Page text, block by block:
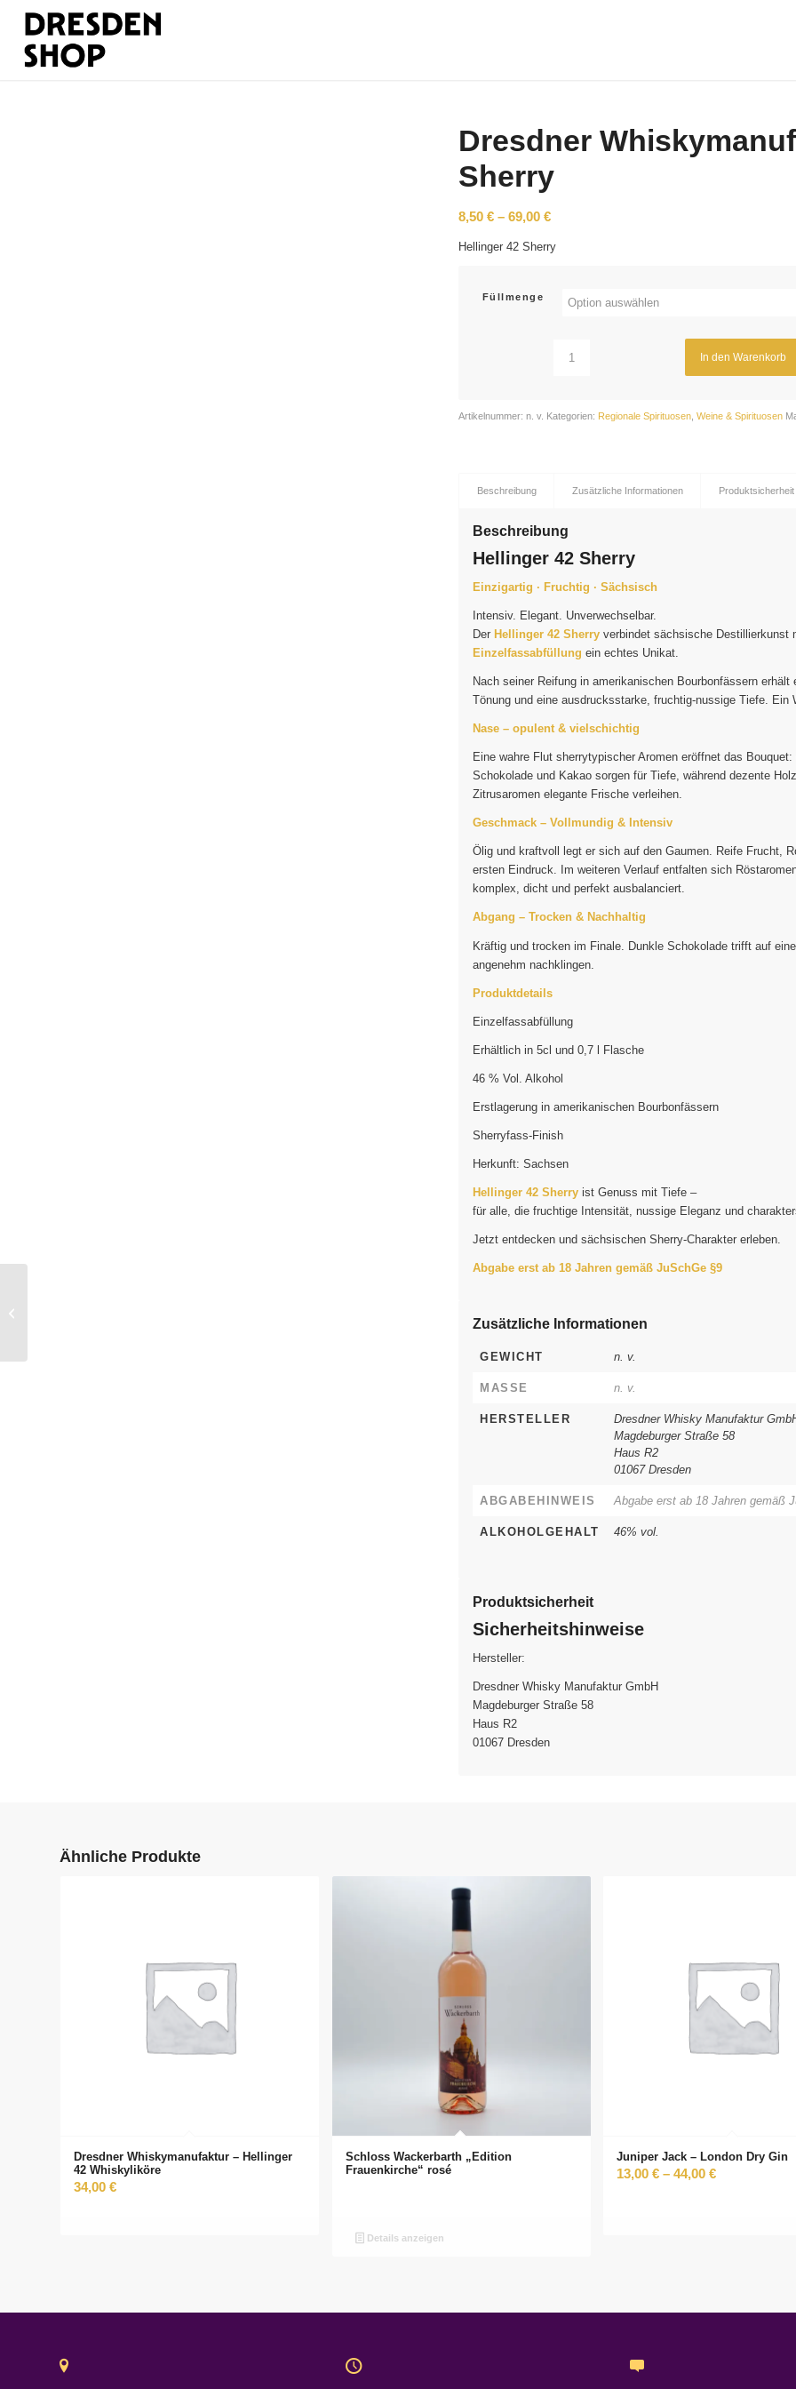
Dresdner
Sherry
8,50€ –69,00€
Hellinger 42 Sherry
Füllmenge
In den Warenkorb
Artikelnummer:n. v. Kategorien: Regionale Spirituosen ,Weine & Spirituosen
Beschreibung Zusätzliche Informationen Produktsicherheit
Beschreibung
Hellinger 42 Sherry
Einzigartig · Fruchtig · Sächsisch
Intensiv. Elegant. Unverwechselbar.
Der Hellinger 42 Sherry verbindet sächsische Destillierkunst
Einzelfassabfüllung ein echtes Unikat.
Nach seiner Reifung in amerikanischen Bourbonfässern
Tönung und eine ausdrucksstarke, fruchtig-nussige Tiefe.
Nase – opulent & vielschichtig
Eine wahre Flut sherrytypischer Aromen eröffnet das
Schokolade und Kakao sorgen für Tiefe, während dezente
Zitrusaromen elegante Frische verleihen.
Geschmack – Vollmundig & Intensiv
Ölig und kraftvoll legt er sich auf den Gaumen. Reife Frucht,
ersten Eindruck. Im weiteren Verlauf entfalten sich
komplex, dicht und perfekt ausbalanciert.
Abgang – Trocken & Nachhaltig
Kräftig und trocken im Finale. Dunkle Schokolade trifft auf
angenehm nachklingen.
Produktdetails
Einzelfassabfüllung
Erhältlich in 5cl und 0,7 l Flasche
46 % Vol. Alkohol
Erstlagerung in amerikanischen Bourbonfässern
Sherryfass-Finish
Herkunft: Sachsen
Hellinger 42 Sherry ist Genuss mit Tiefe –
für alle, die fruchtige Intensität, nussige Eleganz und
Jetzt entdecken und sächsischen Sherry-Charakter erleben.
Abgabe erst ab 18 Jahren gemäß JuSchGe §9
Zusätzliche Informationen
GEWICHT n. v.
MASSE n. v.
HERSTELLER
Dresdner Whisky Manufaktur
Magdeburger Straße 58
Haus R2
01067 Dresden
ABGABEHINWEIS Abgabe erst ab 18 Jahren gemäß
ALKOHOLGEHALT 46% vol.
Produktsicherheit
Sicherheitshinweise
Hersteller:
Dresdner Whisky Manufaktur GmbH
Magdeburger Straße 58
Haus R2
01067 Dresden
Ähnliche Produkte
Dresdner Whiskymanufaktur – Hellinger
42 Whiskyliköre
34,00 €
Schloss Wackerbarth „Edition
Frauenkirche“ rosé
Details anzeigen
Juniper Jack – London Dry Gin
13,00€ –44,00€